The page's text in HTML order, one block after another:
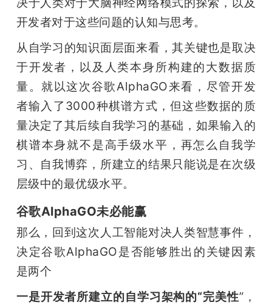
开发者对于这些问题的认知与思考。
从自学习的知识面层面来看，其关键也是取决
于开发者，以及人类本身所构建的大数据质
量。就以这次谷歌AlphaGO来看，尽管开发
者输入了3000种棋谱方式，但这些数据的质
量决定了其后续自我学习的基础，如果输入的
棋谱本身就不是高手级水平，再怎么自我学
习、自我博弈，所建立的结果只能说是在次级
层级中的最优级水平。
谷歌AlphaGO未必能赢
那么，回到这次人工智能对决人类智慧事件，
决定谷歌AlphaGO是否能够胜出的关键因素
是两个
一是开发者所建立的自学习架构的“完美性”，